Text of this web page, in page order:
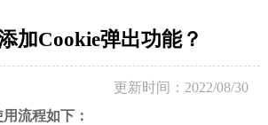
加Cookie弹出功能？
更新时间：2022/08/30
流程如下：